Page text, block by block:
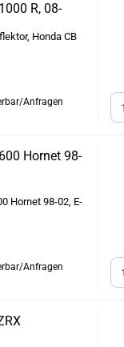
R, 08-
Honda CB
Anfragen
Hornet 98-
Hornet 98-02, E-
Anfragen